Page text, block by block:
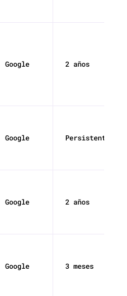
Google 2 años
Google Persistente
Google 2 años
Google 3 meses